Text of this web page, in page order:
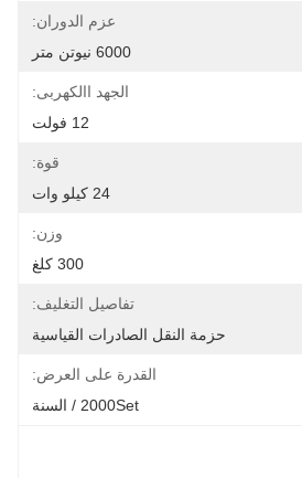
عزم الدوران:
6000 نيوتن متر
الجهد االكهربى:
12 فولت
قوة:
24 كيلو وات
وزن:
300 كلغ
تفاصيل التغليف:
حزمة النقل الصادرات القياسية
القدرة على العرض:
2000Set / السنة